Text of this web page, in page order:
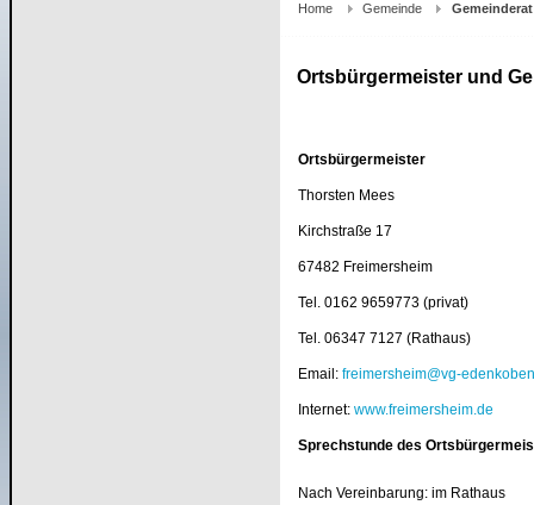
Home Gemeinde Gemeinderat
Ortsbürgermeister und
Ortsbürgermeister
Thorsten Mees
Kirchstraße 17
67482 Freimersheim
Tel. 0162 9659773 (privat)
Tel. 06347 7127 (Rathaus)
Email:freimersheim@vg-
Internet:www.freimersheim.de
Sprechstunde des
Nach Vereinbarung: im Rathaus